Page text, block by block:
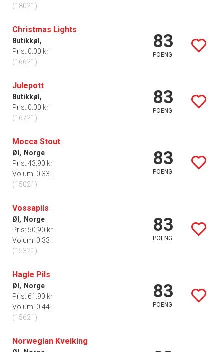
(18021)
Christmas Lights
Butikkøl,
Pris: 0.00 kr
(16621)
83
POENG
Julepott
Butikkøl,
Pris: 0.00 kr
(16721)
83
POENG
Mocca Stout
Øl, Norge
Pris: 43.90 kr
Volum: 0.33 l
(15021)
83
POENG
Vossapils
Øl, Norge
Pris: 50.90 kr
Volum: 0.33 l
(15321)
83
POENG
Hagle Pils
Øl, Norge
Pris: 61.90 kr
Volum: 0.44 l
(15621)
83
POENG
Norwegian Kveiking